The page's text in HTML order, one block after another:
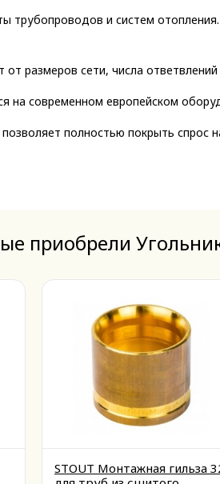
трубопроводов и систем
от размеров сети, числа
на современном европейском
полностью покрыть спрос
приобрели
STOUT Монтажная гильза